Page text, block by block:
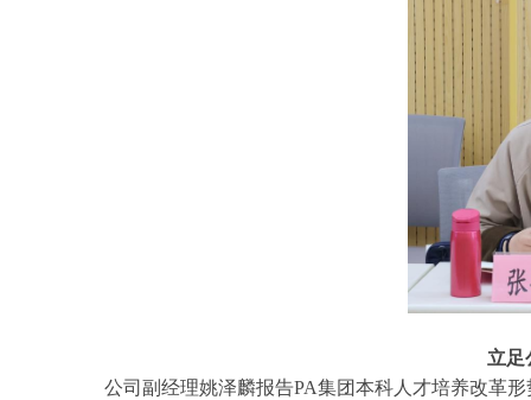
立足
公司副经理姚泽麟报告PA集团本科人才培养改革